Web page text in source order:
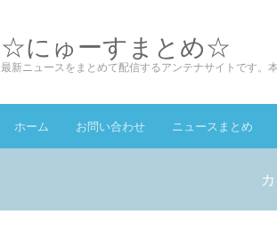
☆にゅーすまとめ☆
最新ニュースをまとめて配信するアンテナサイトです。
ホーム お問い合わせ ニュースまとめ